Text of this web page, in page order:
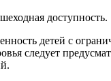
доступность.
детей с
следует